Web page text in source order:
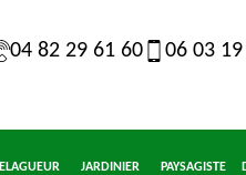
04 82 29 61 60 06 03
ELAGUEUR
JARDINIER
PAYSAGISTE